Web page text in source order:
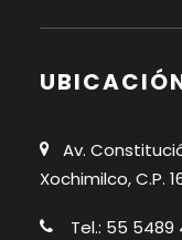
Av.
Xochimilco, C.P.
Tel.: 55 5489